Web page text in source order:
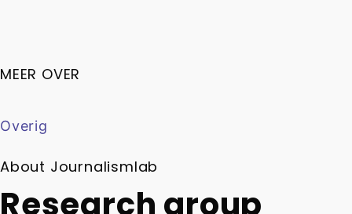
MEER OVER
Overig
About Journalismlab
Research group